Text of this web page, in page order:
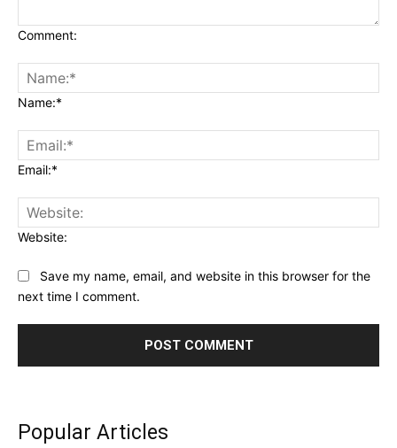
Comment:
Name:*
Email:*
Website:
Save my name, email, and website in this browser for the
next time I comment.
Popular Articles